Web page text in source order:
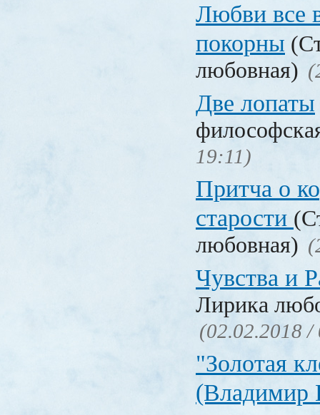
Любви все
покорны
любовная)
Две лопаты
19:11)
Притча о
старости
любовная)
Чувства и
Лирика
(02.02.2018 /
"Золотая
(Владимир